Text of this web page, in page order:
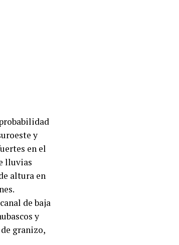
y
en el
lluvias
altura en
de baja
y
granizo,